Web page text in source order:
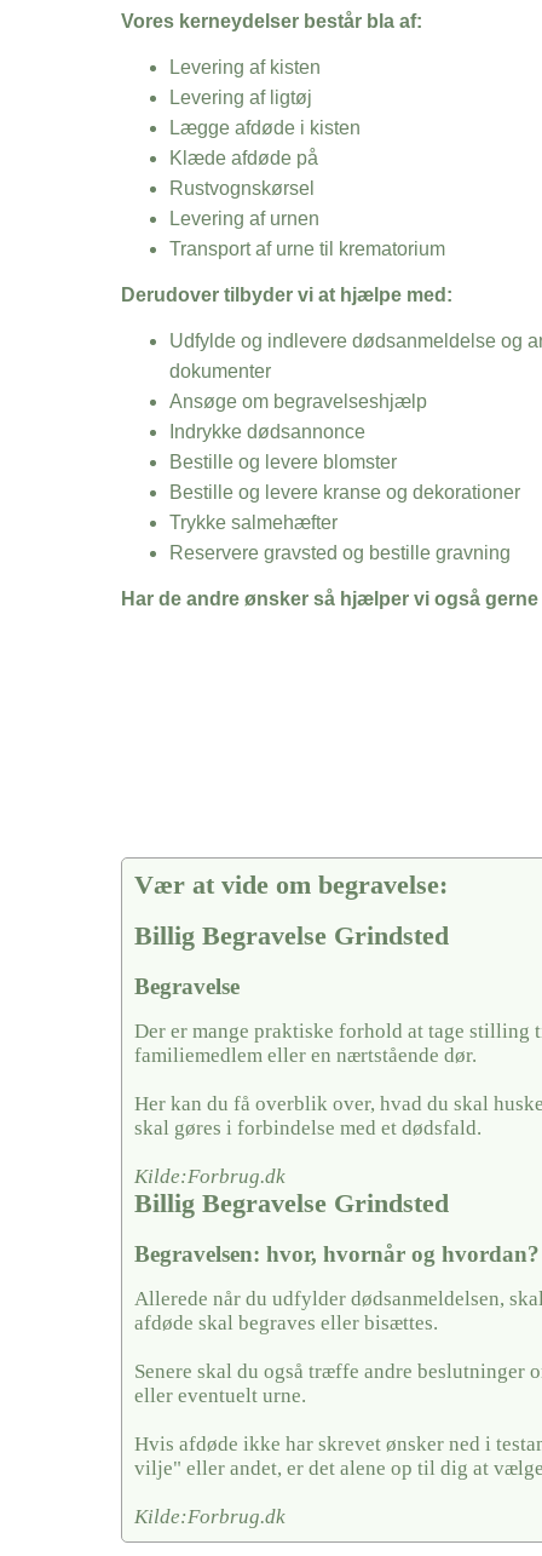
Vores kerneydelser består bla af:
Levering af kisten
Levering af ligtøj
Lægge afdøde i kisten
Klæde afdøde på
Rustvognskørsel
Levering af urnen
Transport af urne til krematorium
Derudover tilbyder vi at hjælpe med:
Udfylde og indlevere dødsanmeldelse og
dokumenter
Ansøge om begravelseshjælp
Indrykke dødsannonce
Bestille og levere blomster
Bestille og levere kranse og dekorationer
Trykke salmehæfter
Reservere gravsted og bestille gravning
Har de andre ønsker så hjælper vi også gerne
Vær at vide om begravelse:
Billig Begravelse Grindsted
Begravelse
Der er mange praktiske forhold at tage stilling
familiemedlem eller en nærtstående dør.
Her kan du få overblik over, hvad du skal
skal gøres i forbindelse med et dødsfald.
Kilde:Forbrug.dk
Billig Begravelse Grindsted
Begravelsen: hvor, hvornår og hvordan?
Allerede når du udfylder dødsanmeldelsen,
afdøde skal begraves eller bisættes.
Senere skal du også træffe andre beslutninger
eller eventuelt urne.
Hvis afdøde ikke har skrevet ønsker ned i
vilje" eller andet, er det alene op til dig at
Kilde:Forbrug.dk